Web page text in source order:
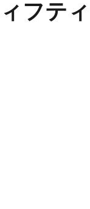
ィフテ